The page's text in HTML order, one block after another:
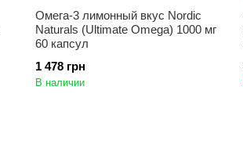
Омега-3 лимонный вкус Nordic
Naturals (Ultimate Omega) 1000 мг
60 капсул
1 478 грн
В наличии